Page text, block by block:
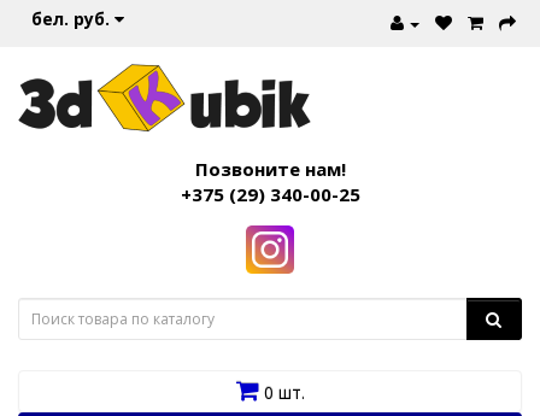
бел. руб.
Позвоните нам!
+375 (29) 340-00-25
0 шт.